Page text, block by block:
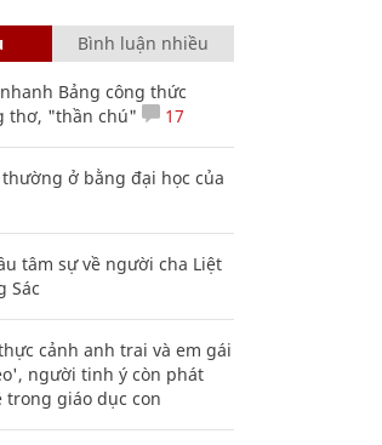
Bình luận nhiều
Bảng công thức
thơ, "thần chú"
17
ở bằng đại học của
tâm sự về người cha Liệt
Sác
cảnh anh trai và em gái
người tinh ý còn phát
trong giáo dục con